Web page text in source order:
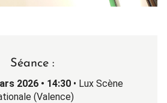
Séance :
2026 • 14:30 • Lux Scène
(Valence)